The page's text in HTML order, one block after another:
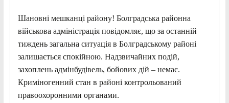
Шановні мешканці району! Болградська районна
військова адміністрація повідомляє, що за останній
тиждень загальна ситуація в Болградському районі
залишається спокійною. Надзвичайних подій,
захоплень адмінбудівель, бойових дій – немає.
Криміногенний стан в районі контрольований
правоохоронними органами.